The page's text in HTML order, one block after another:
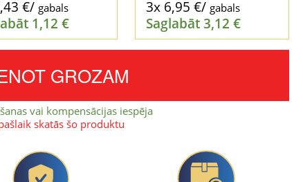
€/ gabals
1,12 €
3x 6,95 €/ gabals
Saglabāt3,12 €
GROZAM
vai kompensācijas iespēja
skatās šo produktu